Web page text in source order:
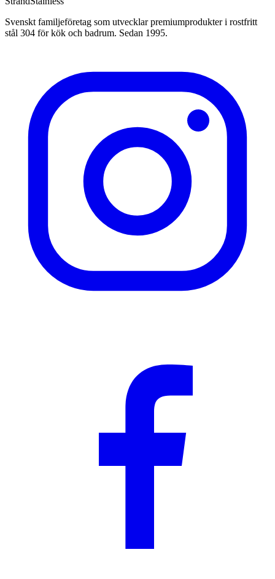
Svenskt familjeföretag som utvecklar premiumprodukter i rostfritt
stål 304 för kök och badrum. Sedan 1995.